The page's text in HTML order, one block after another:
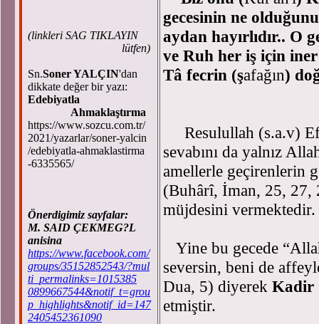
(linkleri SAG TIKLAYIN
lütfen)
Sn.Soner YALÇIN'dan
dikkate değer bir yazı:
Edebiyatla
Ahmaklaştırma
https://www.sozcu.com.tr/
2021/yazarlar/soner-yalcin
/edebiyatla-ahmaklastirma
-6335565/
Önerdigimiz sayfalar:
M. SAID ÇEKMEG?L
anisina
https://www.facebook.com/
groups/35152852543/?mul
ti_permalinks=1015385
0899667544&notif_t=grou
p_highlights&notif_id=147
2405452361090
gecesinin ne
aydan hayırlıdır.. O
ve Ruh her iş için
Tâ fecrin (şafağın)
Resulullah (s.a.v)
sevabını da yalnız
amellerle geçirenlerin
(Buhârî, İman, 25,
müjdesini vermektedir.
Yine bu gecede
seversin, beni de
Dua, 5) diyerek Kadir
etmiştir.